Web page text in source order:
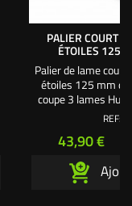
PALIER COURT
ÉTOILES 125
Palier de lame
étoiles 125 mm
coupe 3 lames
46"/ 117 cm -
1 axe 125 mm
aluminium : 85
fixations
REF:
Prix
43,90 €